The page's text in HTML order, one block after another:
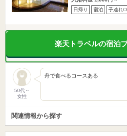
日帰り 宿泊 子連れ
楽天トラベルの宿泊
50代～
女性
舟で食べるコースある
関連情報から探す